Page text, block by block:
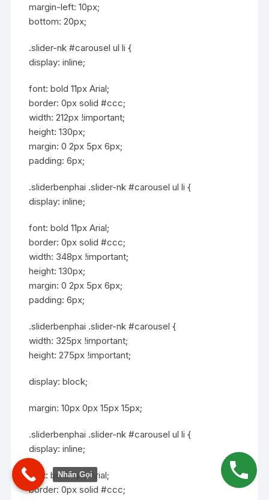
margin-left: 10px;
bottom: 20px;
.slider-nk #carousel ul li {
display: inline;
font: bold 11px Arial;
border: 0px solid #ccc;
width: 212px !important;
height: 130px;
margin: 0 2px 5px 6px;
padding: 6px;
.sliderbenphai .slider-nk #carousel ul li {
display: inline;
font: bold 11px Arial;
border: 0px solid #ccc;
width: 348px !important;
height: 130px;
margin: 0 2px 5px 6px;
padding: 6px;
.sliderbenphai .slider-nk #carousel {
width: 325px !important;
height: 275px !important;
display: block;
margin: 10px 0px 15px 15px;
.sliderbenphai .slider-nk #carousel ul li {
display: inline;
font: bold 11px Arial;
border: 0px solid #ccc;
Nhấn Gọi